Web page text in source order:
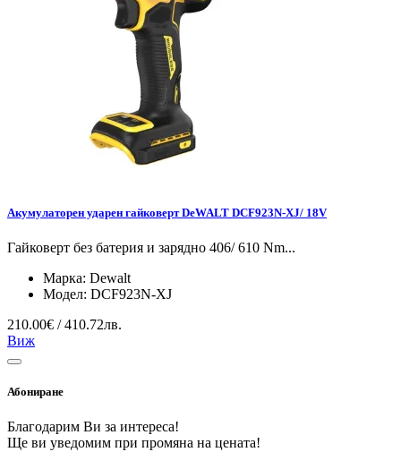
Акумулаторен ударен гайковерт DeWALT DCF923N-XJ/ 18V
Гайковерт без батерия и зарядно 406/ 610 Nm...
Марка: Dewalt
Модел: DCF923N-XJ
210.00€ / 410.72лв.
Виж
Абониране
Благодарим Ви за интереса!
Ще ви уведомим при промяна на цената!